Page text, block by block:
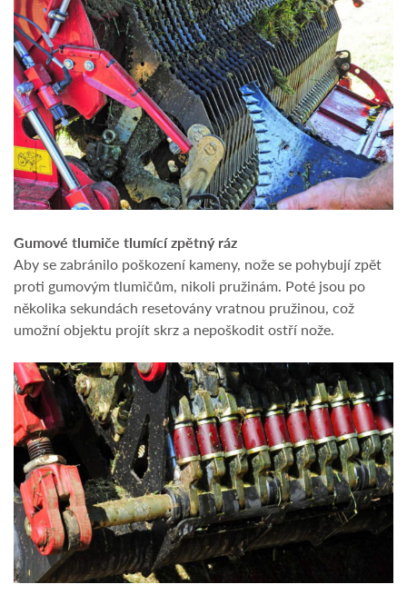
Gumové tlumiče tlumící zpětný ráz
Aby se zabránilo poškození kameny, nože se pohybují zpět
proti gumovým tlumičům, nikoli pružinám. Poté jsou po
několika sekundách resetovány vratnou pružinou, což
umožní objektu projít skrz a nepoškodit ostří nože.